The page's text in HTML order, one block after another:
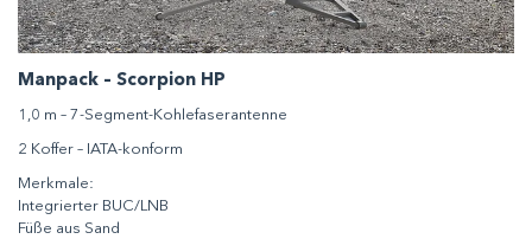
Manpack – Scorpion HP
1,0 m – 7-Segment-Kohlefaserantenne
2 Koffer – IATA-konform
Merkmale:
Integrierter BUC/LNB
Füße aus Sand